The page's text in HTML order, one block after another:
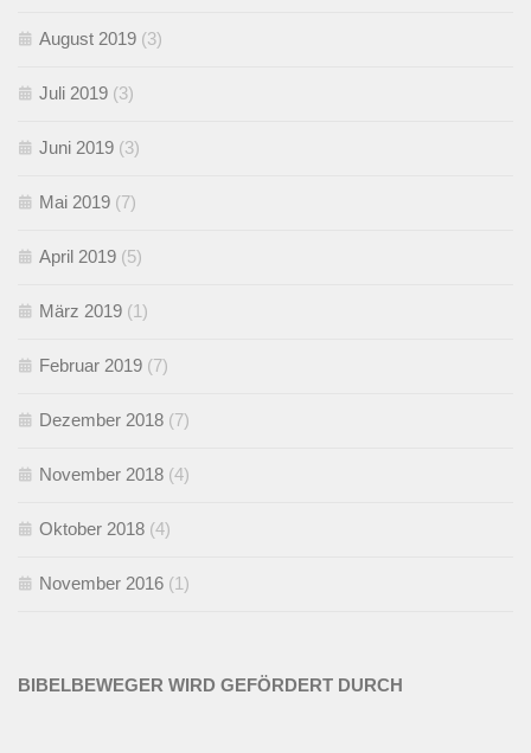
August 2019 (3)
Juli 2019 (3)
Juni 2019 (3)
Mai 2019 (7)
April 2019 (5)
März 2019 (1)
Februar 2019 (7)
Dezember 2018 (7)
November 2018 (4)
Oktober 2018 (4)
November 2016 (1)
BIBELBEWEGER WIRD GEFÖRDERT DURCH